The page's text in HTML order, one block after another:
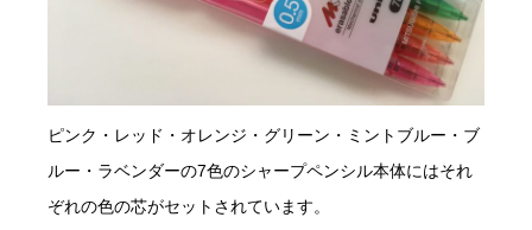
ピンク・レッド・オレンジ・グリーン・ミントブルー・ブ
ルー・ラベンダーの7色のシャープペンシル本体にはそれ
ぞれの色の芯がセットされています。